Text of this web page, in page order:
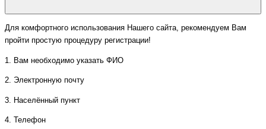
Для комфортного использования Нашего сайта, рекомендуем Вам
пройти простую процедуру регистрации!
1. Вам необходимо указать ФИО
2. Электронную почту
3. Населённый пункт
4. Телефон